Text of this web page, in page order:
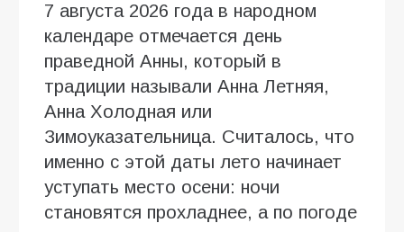
7 августа 2026 года в народном
календаре отмечается день
праведной Анны, который в
традиции называли Анна Летняя,
Анна Холодная или
Зимоуказательница. Считалось, что
именно с этой даты лето начинает
уступать место осени: ночи
становятся прохладнее, а по погоде